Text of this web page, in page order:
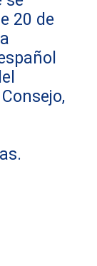
20 de